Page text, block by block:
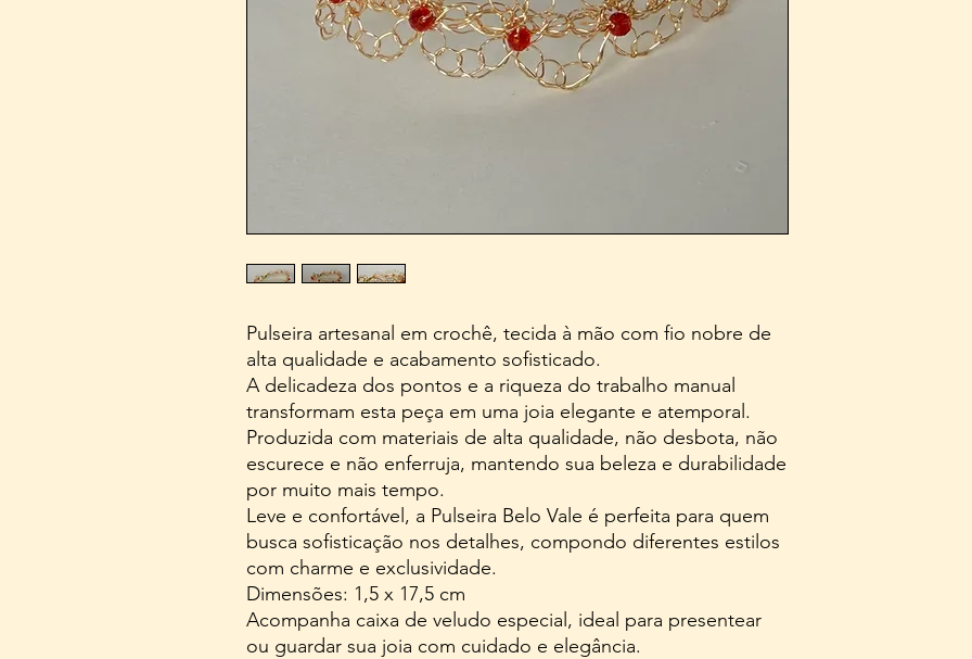
Pulseira artesanal em crochê, tecida à mão com fio nobre de
alta qualidade e acabamento sofisticado.
A delicadeza dos pontos e a riqueza do trabalho manual
transformam esta peça em uma joia elegante e atemporal.
Produzida com materiais de alta qualidade, não desbota, não
escurece e não enferruja, mantendo sua beleza e durabilidade
por muito mais tempo.
Leve e confortável, a Pulseira Belo Vale é perfeita para quem
busca sofisticação nos detalhes, compondo diferentes estilos
com charme e exclusividade.
Dimensões: 1,5 x 17,5 cm
Acompanha caixa de veludo especial, ideal para presentear
ou guardar sua joia com cuidado e elegância.